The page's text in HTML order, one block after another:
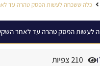
כלה ששכחה לעשות הפסק טהרה עד
לעשות הפסק טהרה עד לאחר
210 צפיות